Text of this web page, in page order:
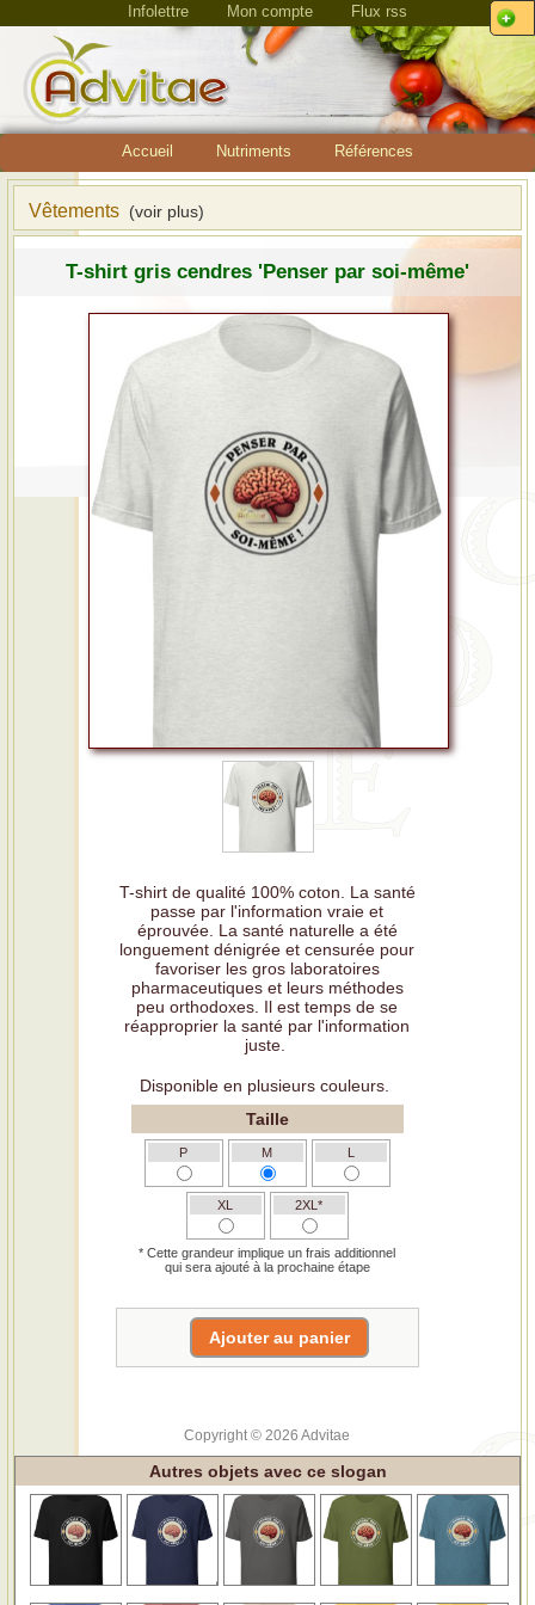
Infolettre Mon compte Flux rss
Accueil Nutriments Références
Vêtements (voir plus)
T-shirt gris cendres 'Penser par soi-même'
T-shirt de qualité 100% coton. La santé
passe par l'information vraie et
éprouvée. La santé naturelle a été
longuement dénigrée et censurée pour
favoriser les gros laboratoires
pharmaceutiques et leurs méthodes
peu orthodoxes. Il est temps de se
réapproprier la santé par l'information
juste.
Disponible en plusieurs couleurs.
Taille
P M L
XL 2XL*
* Cette grandeur implique un frais additionnel
qui sera ajouté à la prochaine étape
Copyright © 2026 Advitae
Autres objets avec ce slogan